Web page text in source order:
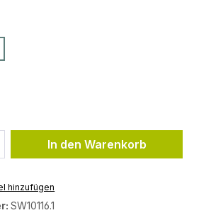
Gib den
In den Warenkorb
hinzufügen
SW10116.1